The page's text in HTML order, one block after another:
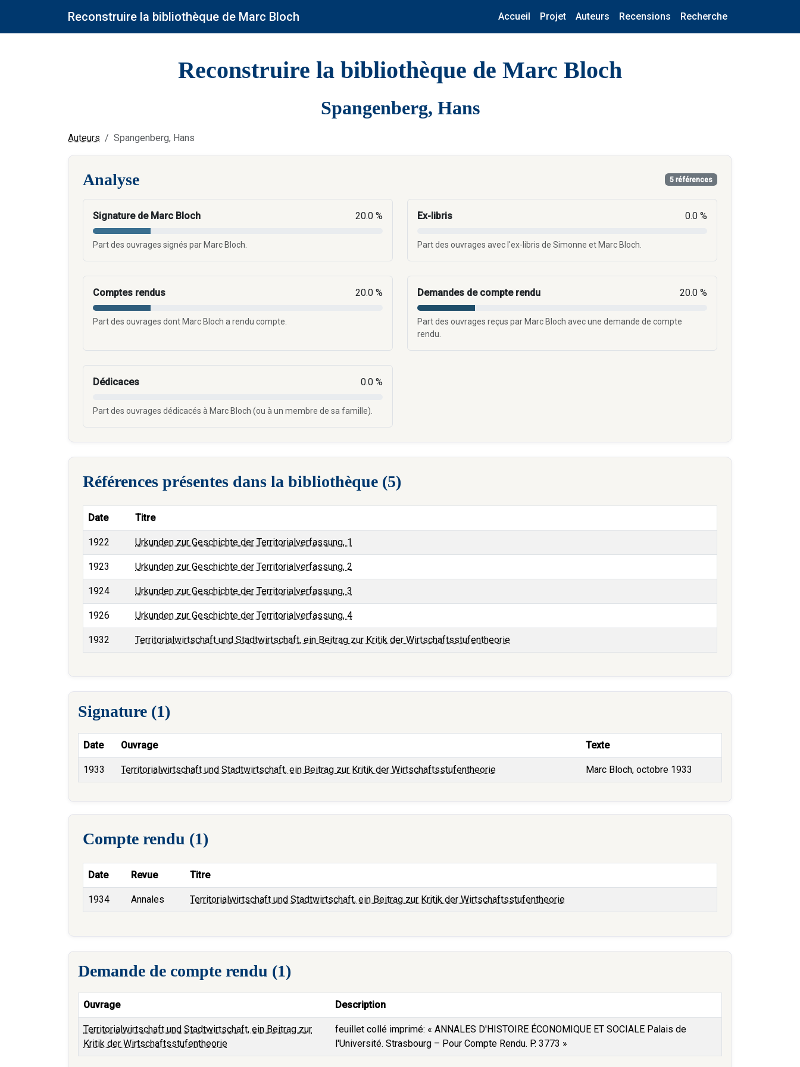
Reconstruire la bibliothèque de Marc Bloch Accueil Projet Auteurs Recensions Recherche
Reconstruire la bibliothèque de Marc Bloch
Spangenberg, Hans
Auteurs Spangenberg, Hans
Analyse 5 références
Signature de Marc Bloch 20.0 %
Part des ouvrages signés par Marc Bloch.
Ex-libris 0.0 %
Part des ouvrages avec l'ex-libris de Simonne et Marc Bloch.
Comptes rendus 20.0 %
Part des ouvrages dont Marc Bloch a rendu compte.
Demandes de compte rendu 20.0 %
Part des ouvrages reçus par Marc Bloch avec une demande de compte
rendu.
Dédicaces 0.0 %
Part des ouvrages dédicacés à Marc Bloch (ou à un membre de sa famille).
Références présentes dans la bibliothèque (5)
Date Titre
1922 Urkunden zur Geschichte der Territorialverfassung, 1
1923 Urkunden zur Geschichte der Territorialverfassung, 2
1924 Urkunden zur Geschichte der Territorialverfassung, 3
1926 Urkunden zur Geschichte der Territorialverfassung, 4
1932 Territorialwirtschaft und Stadtwirtschaft, ein Beitrag zur Kritik der Wirtschaftsstufentheorie
Signature (1)
Date Ouvrage Texte
1933 Territorialwirtschaft und Stadtwirtschaft, ein Beitrag zur Kritik der Wirtschaftsstufentheorie Marc Bloch, octobre 1933
Compte rendu (1)
Date Revue Titre
1934 Annales Territorialwirtschaft und Stadtwirtschaft, ein Beitrag zur Kritik der Wirtschaftsstufentheorie
Demande de compte rendu (1)
Ouvrage Description
Territorialwirtschaft und Stadtwirtschaft, ein Beitrag zur
Kritik der Wirtschaftsstufentheorie
feuillet collé imprimé: « ANNALES D'HISTOIRE ÉCONOMIQUE ET SOCIALE Palais de
l'Université. Strasbourg – Pour Compte Rendu. P. 3773 »